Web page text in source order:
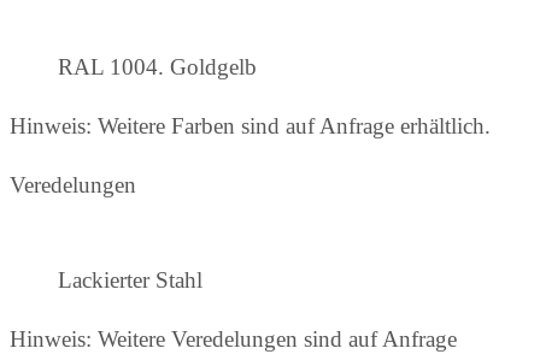
RAL 1004. Goldgelb
Hinweis: Weitere Farben sind auf Anfrage erhältlich.
Veredelungen
Lackierter Stahl
Hinweis: Weitere Veredelungen sind auf Anfrage